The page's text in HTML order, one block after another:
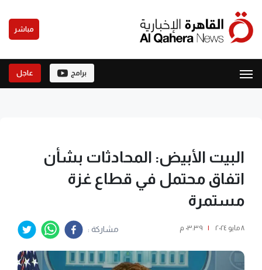
مباشر
برامج عاجل
البيت الأبيض: المحادثات بشأن
اتفاق محتمل في قطاع غزة
مستمرة
٨ مايو ٢٠٢٤ | ٠٣:٣٩ م مشاركة :